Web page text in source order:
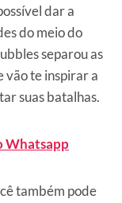
dar a
do meio do
separou as
vão te inspirar a
suas batalhas.
Whatsapp
também pode